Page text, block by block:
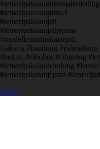
#lemaripakaianminimalissleding
#lemaripakaianpintu3
#lemaripakaianjati
#lemaripakaianjatijepara
#modellemaripakaianjati
#jakarta #bandung #palembang
#bekasi #cibubur #cibinong
#lemaripakaianbandung
#lemaripakaianjepara
Open